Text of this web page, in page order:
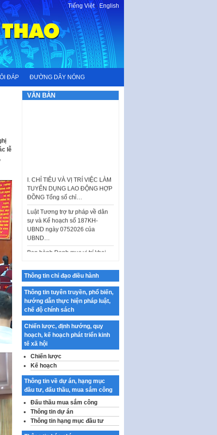
Tiếng Việt-English
ĐÁP ĐƯỜNG DÂY NÓNG
lễ
VĂN BẢN
TUYỂN DỤNG LAO ĐỘNG HỢP
ĐỒNG Tổng số chỉ…
Luật Tương trợ tư pháp về dân
sự và Kế hoạch số 187KH-
UBND ngày 0752026 của
UBND…
Ban hành Danh mục vị trí khai
thác quảng cáo trên địa bàn
Kế hoạch Tổ chức Cuộc thi
chính luận về bảo vệ nền tảng tư
tưởng của Đảng…
Công bố công khai dự toán kinh
phí xây dựng pháp luật, hoàn
thiện thể chế, chính…
Quy định về nghiên cứu, ứng
dụng khoa học, công nghệ, đổi
mới sáng tạo và chuyển…
Quy định chi tiết và hướng dẫn
thi hành một số điều của Luật Lý
lịch tư…
Sửa đổi, bổ sung một số nội
dung tại Nghị quyết số 30/NQ-
CP ngày 24 tháng 02…
Ban hành Chương trình hành
Thông tin chỉ đạo điều hành
Thông tin tuyên truyền, phổ biến,
hướng dẫn thực hiện pháp luật,
chế độ chính sách
Chiến lược, định hướng, quy
hoạch, kế hoạch phát triển kinh
tế xã hội
Chiến lược
Kế hoạch
Thông tin về dự án, hạng mục
đầu tư, đấu thầu, mua sắm công
Đấu thầu mua sắm công
Thông tin dự án
Thông tin hạng mục đầu tư